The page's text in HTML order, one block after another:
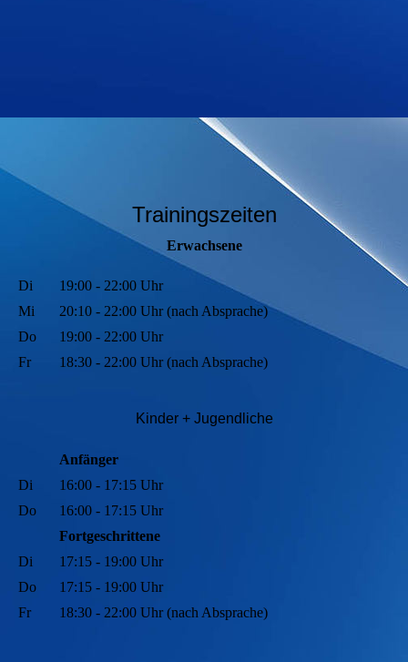
Trainingszeiten
Erwachsene
Di
19:00 - 22:00 Uhr
Mi
20:10 - 22:00 Uhr (nach Absprache)
Do
19:00 - 22:00 Uhr
Fr
18:30 - 22:00 Uhr (nach Absprache)
Kinder + Jugendliche
Anfänger
Di
16:00 - 17:15 Uhr
Do
16:00 - 17:15 Uhr
Fortgeschrittene
Di
17:15 - 19:00 Uhr
Do
17:15 - 19:00 Uhr
Fr
18:30 - 22:00 Uhr (nach Absprache)